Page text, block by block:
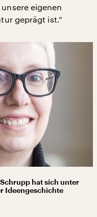
eigenen
geprägt ist.“
hat sich unter
Ideengeschichte